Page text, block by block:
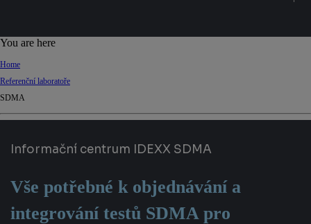
d
You are here
Home
Referenční laboratoře
SDMA
Informační centrum IDEXX SDMA
Vše potřebné k objednávání a
integrování testů SDMA pro